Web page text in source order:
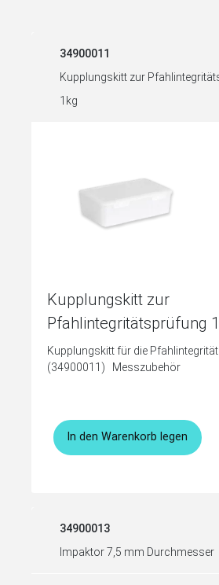
34900011
Kupplungskitt zur
1kg
Kupplungskitt zur
Pfahlintegritätsprüfung
Kupplungskitt für die
(34900011) Messzubehör
In den Warenkorb legen
34900013
Impaktor 7,5 mm Durchmesser